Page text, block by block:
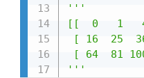
'''
[[  0   1
[ 16  25
[ 64  81
'''